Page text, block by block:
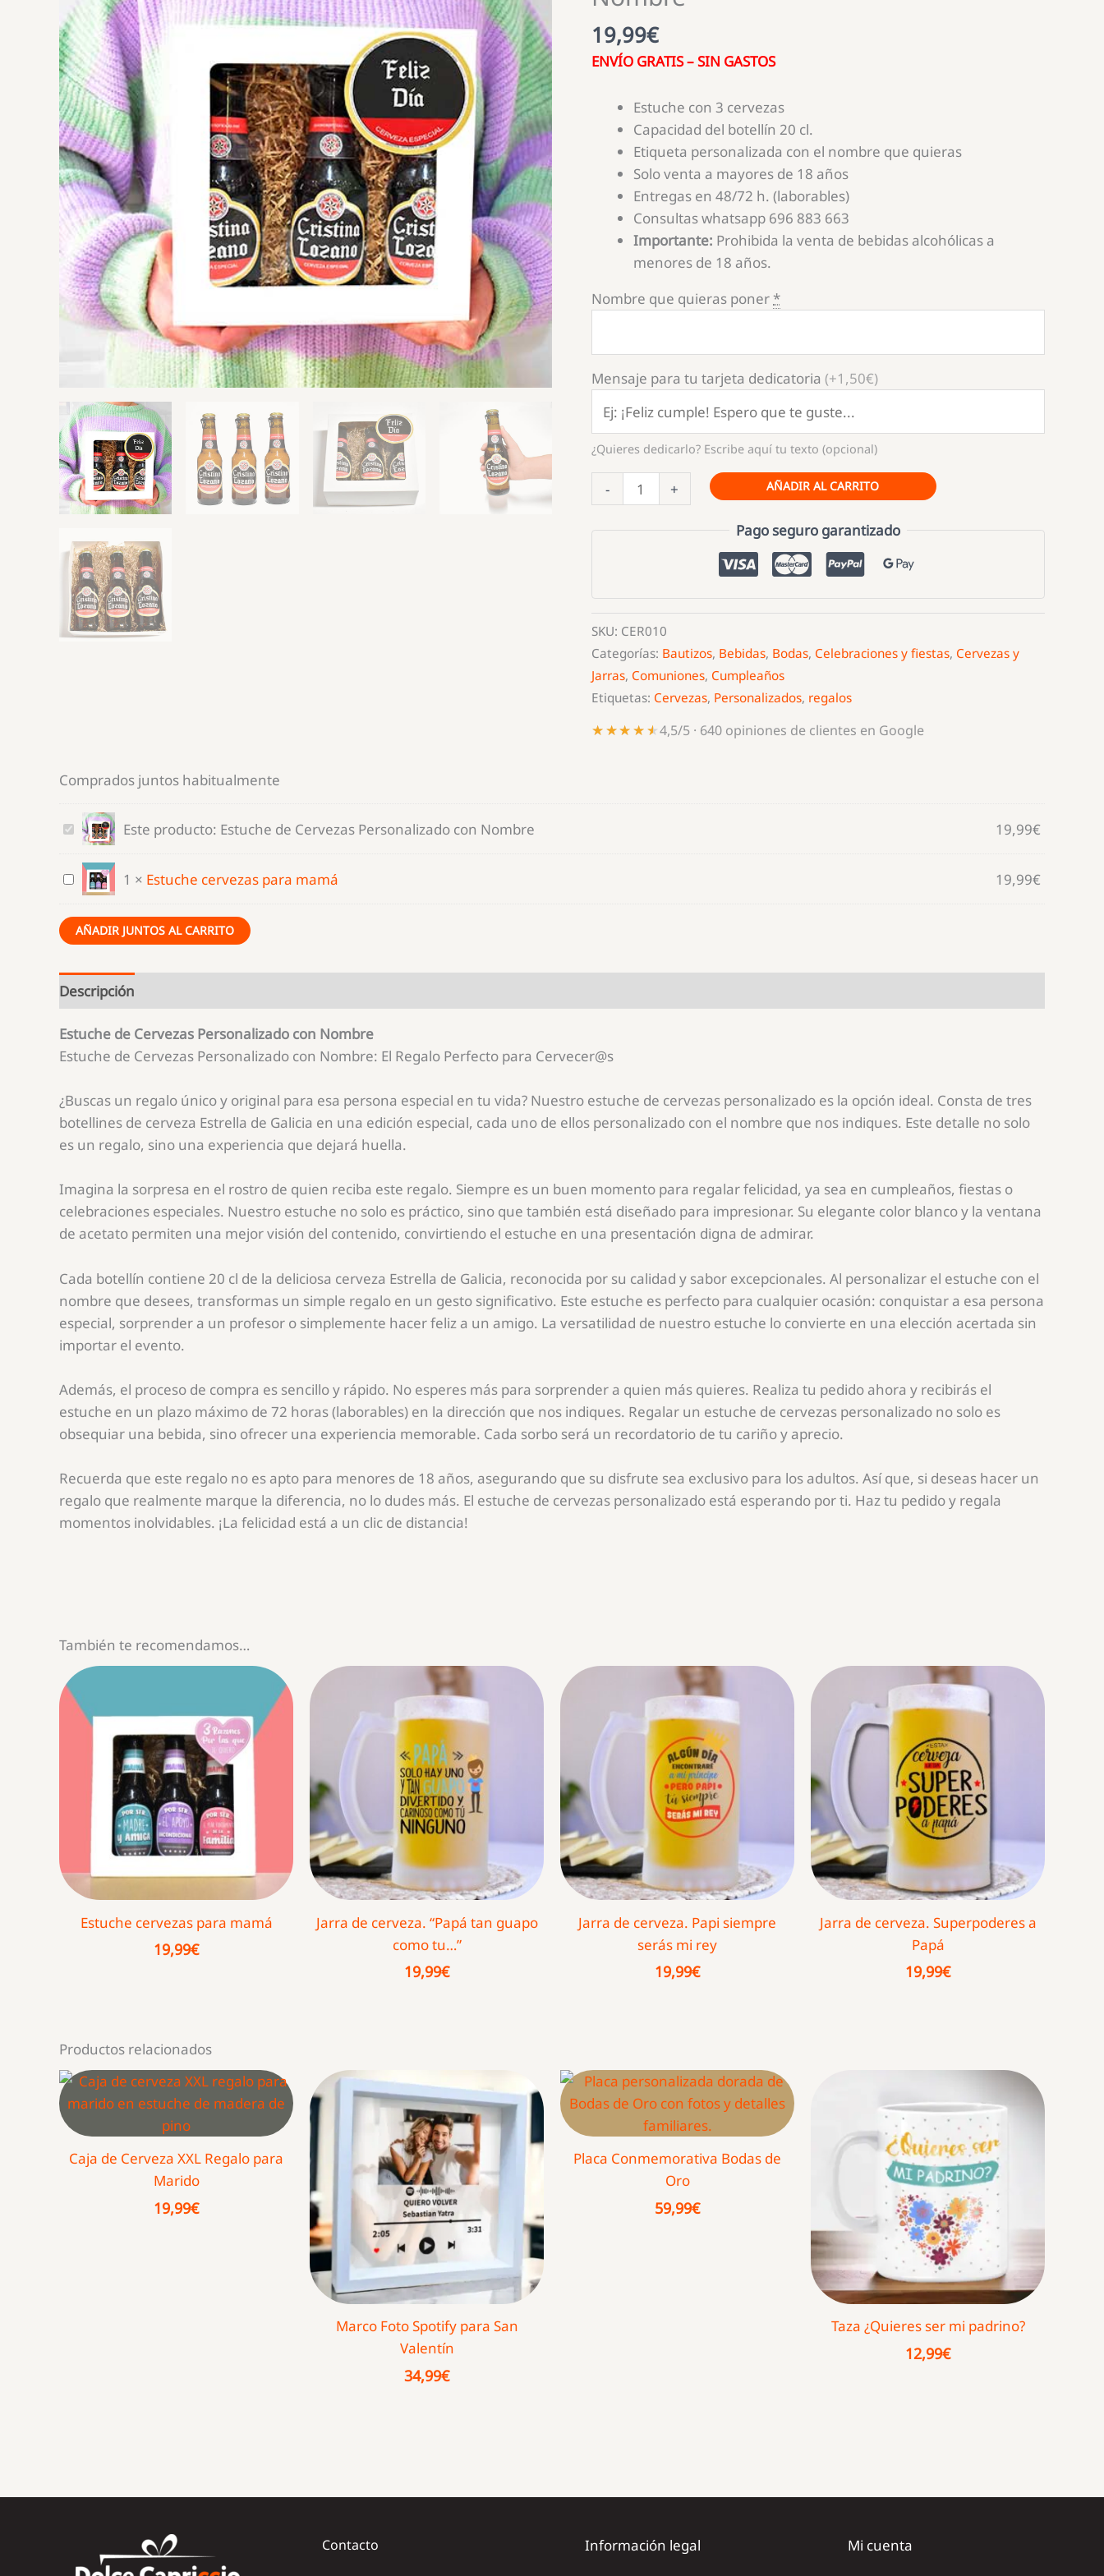
19,99€
ENVÍO GRATIS – SIN GASTOS
Estuche con 3 cervezas
Capacidad del botellín 20 cl.
Etiqueta personalizada con el nombre que quieras
Solo venta a mayores de 18 años
Entregas en 48/72 h. (laborables)
Consultas whatsapp 696 883 663
Importante: Prohibida la venta de bebidas alcohólicas a
menores de 18 años.
Nombre que quieras poner*
Mensaje para tu tarjeta dedicatoria (+1,50€)
¿Quieres dedicarlo? Escribe aquí tu texto (opcional)
-
Estuche
de
Cervezas
Nombre
cantidad
+ AÑADIR AL CARRITO
Pago seguro garantizado
SKU: CER010
Categorías: Bautizos, Bebidas, Bodas, Celebraciones y fiestas, Cervezas y
Jarras, Comuniones, Cumpleaños
Etiquetas: Cervezas, Personalizados, regalos
★★★★★
★★★★★4,5/5 · 640 opiniones de clientes en Google
Comprados juntos habitualmente
Estuche
Cervezas
Personalizado
con
Nombre
Este producto: Estuche de Cervezas Personalizado con Nombre 19,99€
Estuche
cervezas
para
mamá
1 × Estuche cervezas para mamá 19,99€
AÑADIR JUNTOS AL CARRITO
Descripción
Estuche de Cervezas Personalizado con Nombre
Estuche de Cervezas Personalizado con Nombre: El Regalo Perfecto para Cervecer@s
¿Buscas un regalo único y original para esa persona especial en tu vida? Nuestro estuche de cervezas personalizado es la opción ideal. Consta de tres
botellines de cerveza Estrella de Galicia en una edición especial, cada uno de ellos personalizado con el nombre que nos indiques. Este detalle no solo
es un regalo, sino una experiencia que dejará huella.
Imagina la sorpresa en el rostro de quien reciba este regalo. Siempre es un buen momento para regalar felicidad, ya sea en cumpleaños, fiestas o
celebraciones especiales. Nuestro estuche no solo es práctico, sino que también está diseñado para impresionar. Su elegante color blanco y la ventana
de acetato permiten una mejor visión del contenido, convirtiendo el estuche en una presentación digna de admirar.
Cada botellín contiene 20 cl de la deliciosa cerveza Estrella de Galicia, reconocida por su calidad y sabor excepcionales. Al personalizar el estuche con el
nombre que desees, transformas un simple regalo en un gesto significativo. Este estuche es perfecto para cualquier ocasión: conquistar a esa persona
especial, sorprender a un profesor o simplemente hacer feliz a un amigo. La versatilidad de nuestro estuche lo convierte en una elección acertada sin
importar el evento.
Además, el proceso de compra es sencillo y rápido. No esperes más para sorprender a quien más quieres. Realiza tu pedido ahora y recibirás el
estuche en un plazo máximo de 72 horas (laborables) en la dirección que nos indiques. Regalar un estuche de cervezas personalizado no solo es
obsequiar una bebida, sino ofrecer una experiencia memorable. Cada sorbo será un recordatorio de tu cariño y aprecio.
Recuerda que este regalo no es apto para menores de 18 años, asegurando que su disfrute sea exclusivo para los adultos. Así que, si deseas hacer un
regalo que realmente marque la diferencia, no lo dudes más. El estuche de cervezas personalizado está esperando por ti. Haz tu pedido y regala
momentos inolvidables. ¡La felicidad está a un clic de distancia!
También te recomendamos…
Estuche cervezas para mamá
19,99€
Jarra de cerveza. “Papá tan guapo
como tu…”
19,99€
Jarra de cerveza. Papi siempre
serás mi rey
19,99€
Jarra de cerveza. Superpoderes a
Papá
19,99€
Productos relacionados
Caja de Cerveza XXL Regalo para
Marido
19,99€
Marco Foto Spotify para San
Valentín
34,99€
Placa Conmemorativa Bodas de
Oro
59,99€
Taza ¿Quieres ser mi padrino?
12,99€
Contacto Información legal Mi cuenta